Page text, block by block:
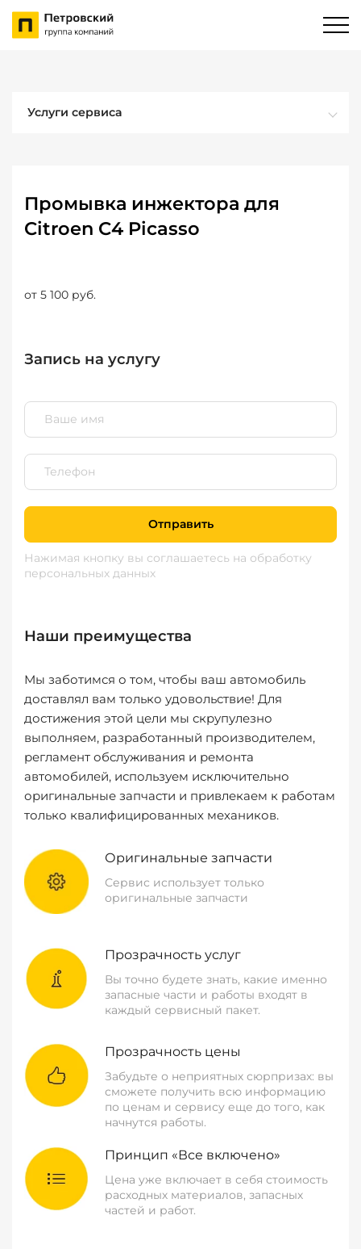
Услуги сервиса
Промывка инжектора для
Citroen C4 Picasso
от 5 100 руб.
Запись на услугу
Отправить
Нажимая кнопку вы соглашаетесь на обработку
персональных данных
Наши преимущества
Мы заботимся о том, чтобы ваш автомобиль
доставлял вам только удовольствие! Для
достижения этой цели мы скрупулезно
выполняем, разработанный производителем,
регламент обслуживания и ремонта
автомобилей, используем исключительно
оригинальные запчасти и привлекаем к работам
только квалифицированных механиков.
Оригинальные запчасти
Сервис использует только
оригинальные запчасти
Прозрачность услуг
Вы точно будете знать, какие именно
запасные части и работы входят в
каждый сервисный пакет.
Прозрачность цены
Забудьте о неприятных сюрпризах: вы
сможете получить всю информацию
по ценам и сервису еще до того, как
начнутся работы.
Принцип «Все включено»
Цена уже включает в себя стоимость
расходных материалов, запасных
частей и работ.